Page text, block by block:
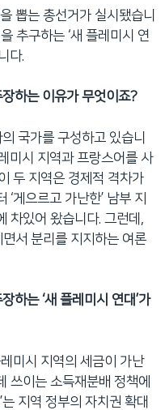
뽑는 총선거가 실시됐습니
추구하는 ‘새 플레미시 연
다.
하는 이유가 무엇이죠?
국가를 구성하고 있습니
미시 지역과 프랑스어를 사
두 지역은 경제적 격차가
게으르고 가난한’ 남부 지
차있어 왔습니다. 그런데,
서 분리를 지지하는 여론
하는 ‘새 플레미시 연대’가
미시 지역의 세금이 가난
쓰이는 소득재분배 정책에
지역 정부의 자치권 확대